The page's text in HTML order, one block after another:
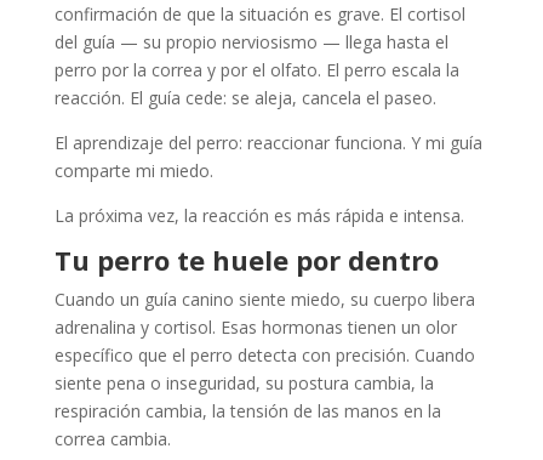
confirmación de que la situación es grave. El cortisol
del guía — su propio nerviosismo — llega hasta el
perro por la correa y por el olfato. El perro escala la
reacción. El guía cede: se aleja, cancela el paseo.
El aprendizaje del perro: reaccionar funciona. Y mi guía
comparte mi miedo.
La próxima vez, la reacción es más rápida e intensa.
Tu perro te huele por dentro
Cuando un guía canino siente miedo, su cuerpo libera
adrenalina y cortisol. Esas hormonas tienen un olor
específico que el perro detecta con precisión. Cuando
siente pena o inseguridad, su postura cambia, la
respiración cambia, la tensión de las manos en la
correa cambia.